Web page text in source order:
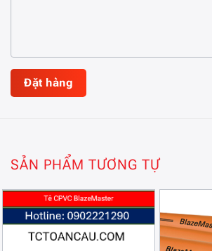
SẢN PHẨM TƯƠNG TỰ